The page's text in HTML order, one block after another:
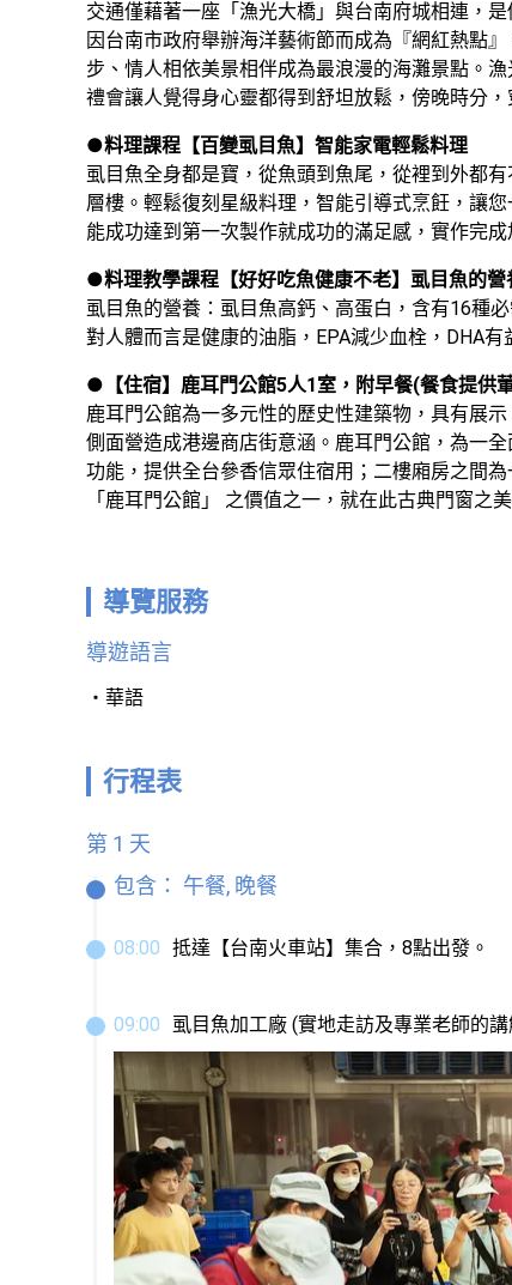
交通僅藉著一座「漁光大橋」與台南府城相連，
因台南市政府舉辦海洋藝術節而成為『網紅熱點
步、情人相依美景相伴成為最浪漫的海灘景點。
禮會讓人覺得身心靈都得到舒坦放鬆，傍晚時分
●料理課程【百變虱目魚】智能家電輕鬆料理
虱目魚全身都是寶，從魚頭到魚尾，從裡到外都
層樓。輕鬆復刻星級料理，智能引導式烹飪，讓
能成功達到第一次製作就成功的滿足感，實作完
●料理教學課程【好好吃魚健康不老】虱目魚的營
虱目魚的營養：虱目魚高鈣、高蛋白，含有16種
對人體而言是健康的油脂，EPA減少血栓，DHA
● 【住宿】鹿耳門公館5人1室，附早餐(餐食提供
鹿耳門公館為一多元性的歷史性建築物，具有展
側面營造成港邊商店街意涵。鹿耳門公館，為一
功能，提供全台參香信眾住宿用；二樓廂房之間
「鹿耳門公館」 之價值之一，就在此古典門窗之美
導覽服務
導遊語言
華語
行程表
第 1 天
包含： 午餐, 晚餐
08:00 抵達【台南火車站】集合，8點出發。
09:00 虱目魚加工廠 (實地走訪及專業老師的